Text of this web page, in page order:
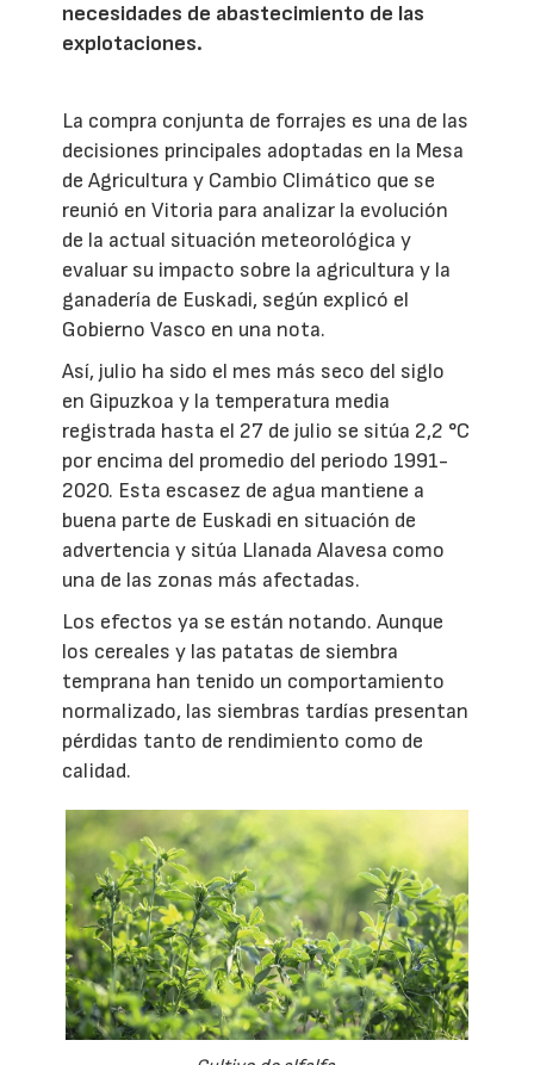
necesidades de abastecimiento de las
explotaciones.
La compra conjunta de forrajes es una de las
decisiones principales adoptadas en la Mesa
de Agricultura y Cambio Climático que se
reunió en Vitoria para analizar la evolución
de la actual situación meteorológica y
evaluar su impacto sobre la agricultura y la
ganadería de Euskadi, según explicó el
Gobierno Vasco en una nota.
Así, julio ha sido el mes más seco del siglo
en Gipuzkoa y la temperatura media
registrada hasta el 27 de julio se sitúa 2,2 °C
por encima del promedio del periodo 1991-
2020. Esta escasez de agua mantiene a
buena parte de Euskadi en situación de
advertencia y sitúa Llanada Alavesa como
una de las zonas más afectadas.
Los efectos ya se están notando. Aunque
los cereales y las patatas de siembra
temprana han tenido un comportamiento
normalizado, las siembras tardías presentan
pérdidas tanto de rendimiento como de
calidad.